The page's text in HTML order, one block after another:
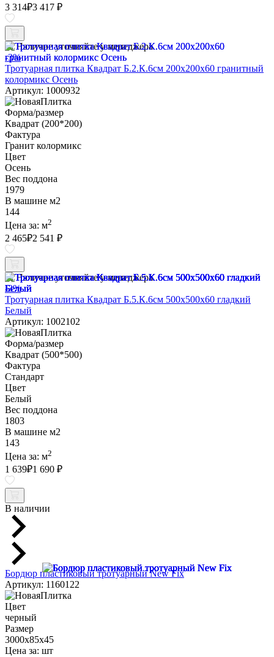
3 314₽3 417 ₽
Наличие уточняйте у менеджера
-3%
Тротуарная плитка Квадрат Б.2.К.6см 200х200х60 гранитный
колормикс Осень
Артикул: 1000932
Форма/размер
Квадрат (200*200)
Фактура
Гранит колормикс
Цвет
Осень
Вес поддона
1979
В машине м2
144
Цена за: м2
2 465₽2 541 ₽
Наличие уточняйте у менеджера
-3%
Тротуарная плитка Квадрат Б.5.К.6см 500х500х60 гладкий
Белый
Артикул: 1002102
Форма/размер
Квадрат (500*500)
Фактура
Стандарт
Цвет
Белый
Вес поддона
1803
В машине м2
143
Цена за: м2
1 639₽1 690 ₽
В наличии
Бордюр пластиковый тротуарный New Fix
Артикул: 1160122
Цвет
черный
Размер
3000х85х45
Цена за: шт